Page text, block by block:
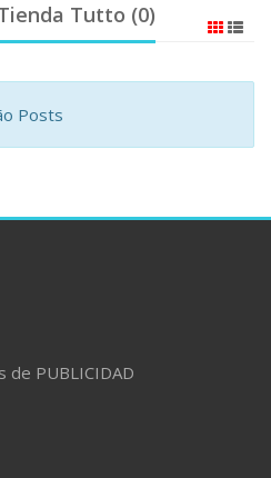
Tutto (0)
Posts
de PUBLICIDAD